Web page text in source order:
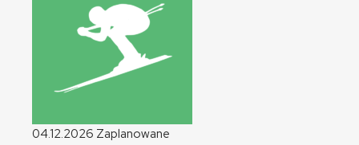
04.12.2026 Zaplanowane